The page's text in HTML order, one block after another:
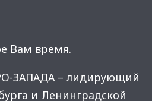
Вам время.
ЗАПАДА – лидирующий
и Ленинградской